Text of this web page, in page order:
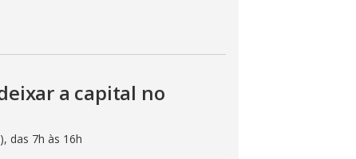
a capital no
das 7h às 16h